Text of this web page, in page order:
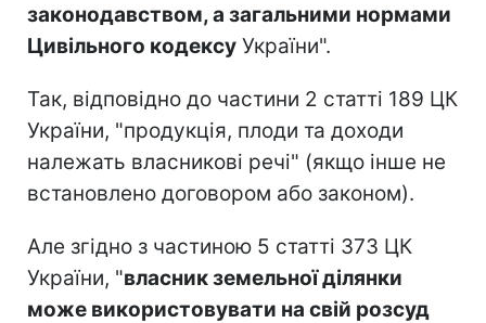
законодавством, а загальними нормами
Цивільного кодексу України".
Так, відповідно до частини 2 статті 189 ЦК
України, "продукція, плоди та доходи
належать власникові речі" (якщо інше не
встановлено договором або законом).
Але згідно з частиною 5 статті 373 ЦК
України, "власник земельної ділянки
може використовувати на свій розсуд